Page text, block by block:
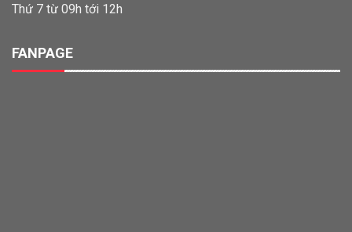
Thứ 7 từ 09h tới 12h
FANPAGE